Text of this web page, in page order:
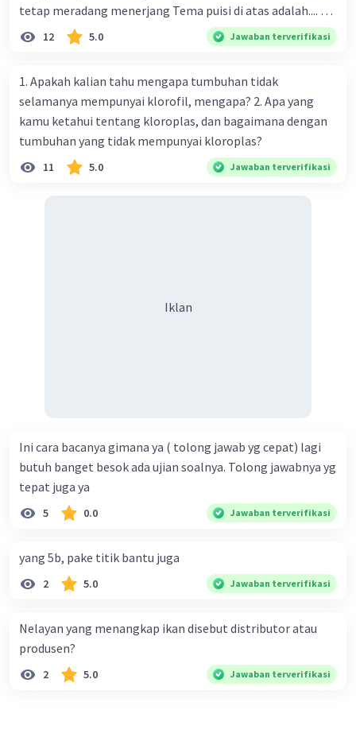
tetap meradang menerjang Tema puisi di atas adalah.... A.
ketekunan dan kemauan seseorang dalam
memperjuangan hak dirinya B. kemauan untuk hidup
mendapatkan cinta sejati D. seseorang yang tidak mau
diganggu oleh siapapun E. kepasrahan kepada keadaan
yang sedang terjadi
12 5.0 Jawaban terverifikasi
1. Apakah kalian tahu mengapa tumbuhan tidak
selamanya mempunyai klorofil, mengapa? 2. Apa yang
kamu ketahui tentang kloroplas, dan bagaimana dengan
tumbuhan yang tidak mempunyai kloroplas?
11 5.0 Jawaban terverifikasi
Iklan
Ini cara bacanya gimana ya ( tolong jawab yg cepat) lagi
butuh banget besok ada ujian soalnya. Tolong jawabnya yg
tepat juga ya
5 0.0 Jawaban terverifikasi
yang 5b, pake titik bantu juga
2 5.0 Jawaban terverifikasi
Nelayan yang menangkap ikan disebut distributor atau
produsen?
2 5.0 Jawaban terverifikasi